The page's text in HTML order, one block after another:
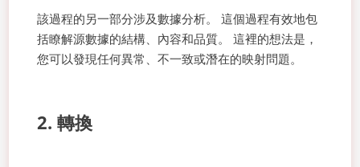
該過程的另一部分涉及數據分析。 這個過程有效地包
括瞭解源數據的結構、內容和品質。 這裡的想法是，
您可以發現任何異常、不一致或潛在的映射問題。
2. 轉換